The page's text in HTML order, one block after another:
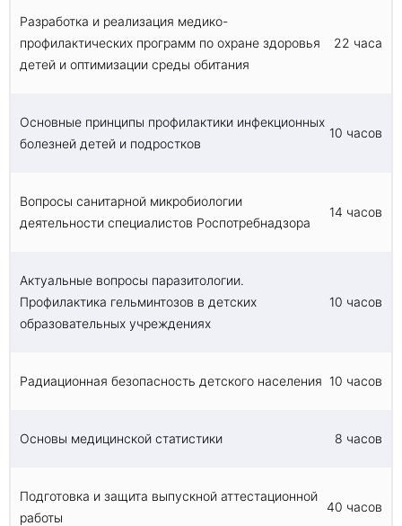
Разработка и реализация медико-
профилактических программ по охране здоровья
детей и оптимизации среды обитания
22 часа
Основные принципы профилактики инфекционных
болезней детей и подростков
10 часов
Вопросы санитарной микробиологии
деятельности специалистов Роспотребнадзора
14 часов
Актуальные вопросы паразитологии.
Профилактика гельминтозов в детских
образовательных учреждениях
10 часов
Радиационная безопасность детского населения 10 часов
Основы медицинской статистики 8 часов
Подготовка и защита выпускной аттестационной
работы
40 часов